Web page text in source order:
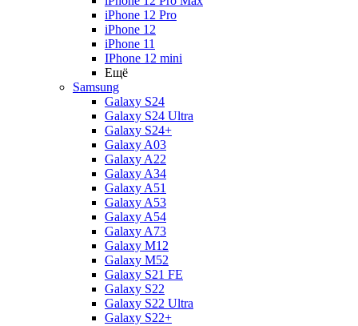
iPhone 12 Pro
iPhone 12
iPhone 11
IPhone 12 mini
Ещё
Samsung
Galaxy S24
Galaxy S24 Ultra
Galaxy S24+
Galaxy A03
Galaxy A22
Galaxy A34
Galaxy A51
Galaxy A53
Galaxy A54
Galaxy A73
Galaxy M12
Galaxy M52
Galaxy S21 FE
Galaxy S22
Galaxy S22 Ultra
Galaxy S22+